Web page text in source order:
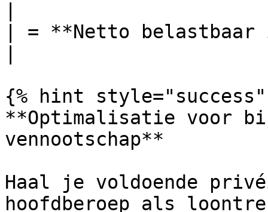
| = **Netto belastbaar
{% hint style="success"
**Optimalisatie voor
vennootschap**
Haal je voldoende
hoofdberoep als